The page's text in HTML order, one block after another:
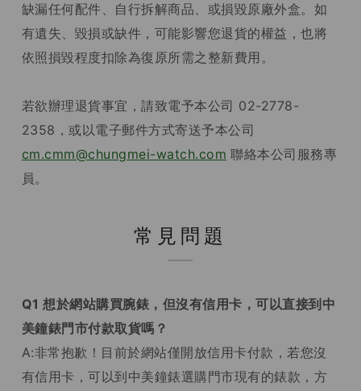
缺漏任何配件、自行拆解商品、或損毀原廠外盒。如
有遺失、毀損或缺件，可能影響您退貨的權益，也將
依照損毀程度扣除為復原所需之整新費用。
若欲辦理退貨事宜，請致電予本公司 02-2778-
2358，或以電子郵件方式寄送予本公司
cm.cmm@chungmei-watch.com 聯絡本公司服務專
員。
常見問題
Q1 想於網站購買腕錶，但沒有信用卡，可以直接到中
美鐘錶門市付款取貨嗎？
A:非常抱歉！目前於網站僅開放信用卡付款，若您沒
有信用卡，可以到中美鐘錶選購門市現有的錶款，方